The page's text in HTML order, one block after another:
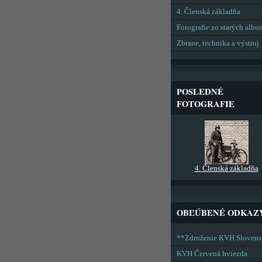
4. Členská základňa
Fotografie zo starých
Zbrane, technika a výstroj
POSLEDNÉ
FOTOGRAFIE
4. Členská základňa
OBĽÚBENÉ
**Združenie KVH
KVH Červená hviezda